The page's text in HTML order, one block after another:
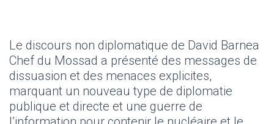
Le discours non diplomatique de David Barnea
Chef du Mossad a présenté des messages de
dissuasion et des menaces explicites,
marquant un nouveau type de diplomatie
publique et directe et une guerre de